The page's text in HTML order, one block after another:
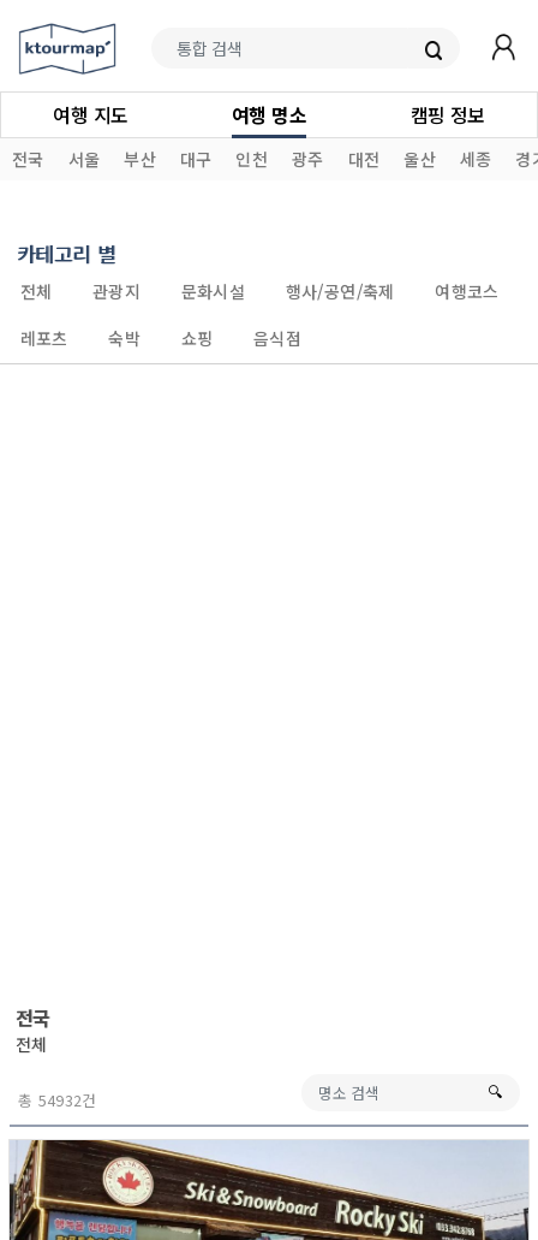
여행 지도 여행 명소 캠핑 정보
전국 서울 부산 대구 인천 광주 대전 울산 세종 경
카테고리 별
전체 관광지 문화시설 행사/공연/축제
여행코스
레포츠
숙박 쇼핑 음식점
전국
전체
총 54932건 🔍︎